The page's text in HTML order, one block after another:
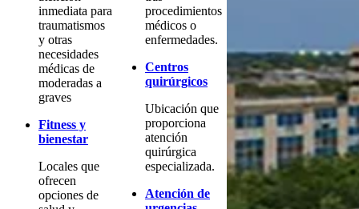
inmediata para
traumatismos
y otras
necesidades
médicas de
moderadas a
graves
Fitness y
bienestar
Locales que
ofrecen
opciones de
procedimientos
médicos o
enfermedades.
Centros
quirúrgicos
Ubicación que
proporciona
atención
quirúrgica
especializada.
Atención de